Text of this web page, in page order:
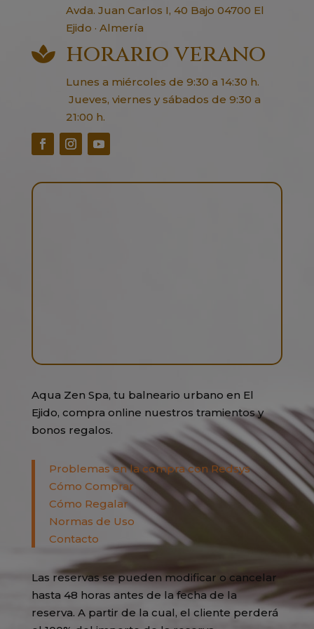
Avda. Juan Carlos I, 40 Bajo 04700 El
Ejido · Almería
 horario verano
Lunes a miércoles de 9:30 a 14:30 h.
Jueves, viernes y sábados de 9:30 a
21:00 h.
Aqua Zen Spa, tu balneario urbano en El
Ejido, compra online nuestros tramientos y
bonos regalos.
Problemas en la compra con Redsys
Cómo Comprar
Cómo Regalar
Normas de Uso
Contacto
Las reservas se pueden modificar o cancelar
hasta 48 horas antes de la fecha de la
reserva. A partir de la cual, el cliente perderá